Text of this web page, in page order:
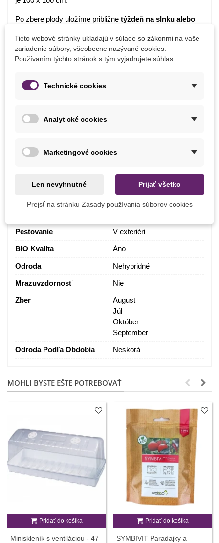
Po zbere plody uložíme približne týždeň na slnku alebo
vytvrdnúť, tým predĺžime ich trvanlivosť. Potom ich
skladujeme na chladnom mieste.
Detaily produktu
Marec
Výrobca SemenaOnline
Farba Plodu
Zelená
Pestovanie V exteriéri
BIO Kvalita Áno
Odroda Nehybridné
Mrazuvzdornosť Nie
Zber
August
Júl
Október
September
Odroda Podľa Obdobia Neskorá
MOHLI BYSTE EŠTE POTREBOVAŤ
Pridať do košíka
Miniskleník s ventiláciou - 47
Pridať do košíka
SYMBIVIT Paradajky a
Tieto webové stránky ukladajú v súlade so zákonmi na vaše
zariadenie súbory, všeobecne nazývané cookies.
Používaním týchto stránok s tým vyjadrujete súhlas.
Technické cookies
Analytické cookies
Marketingové cookies
Len nevyhnutné Prijať všetko
Prejsť na stránku Zásady používania súborov cookies